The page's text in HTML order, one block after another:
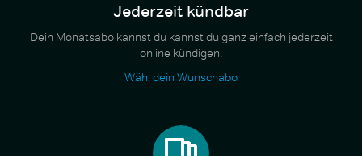
Jederzeit kündbar
Dein Monatsabo kannst du kannst du ganz einfach jederzeit
online kündigen.
Wähl dein Wunschabo